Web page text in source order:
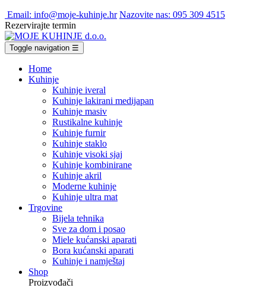
Email: info@moje-kuhinje.hr Nazovite nas: 095 309 4515
Rezervirajte termin
Toggle navigation ☰
Home
Kuhinje
Kuhinje iveral
Kuhinje lakirani medijapan
Kuhinje masiv
Rustikalne kuhinje
Kuhinje furnir
Kuhinje staklo
Kuhinje visoki sjaj
Kuhinje kombinirane
Kuhinje akril
Moderne kuhinje
Kuhinje ultra mat
Trgovine
Bijela tehnika
Sve za dom i posao
Miele kućanski aparati
Bora kućanski aparati
Kuhinje i namještaj
Shop
Proizvođači